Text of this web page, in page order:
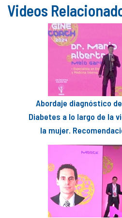
Videos
Abordaje diagnóstico
Diabetes a lo largo de la
la mujer.